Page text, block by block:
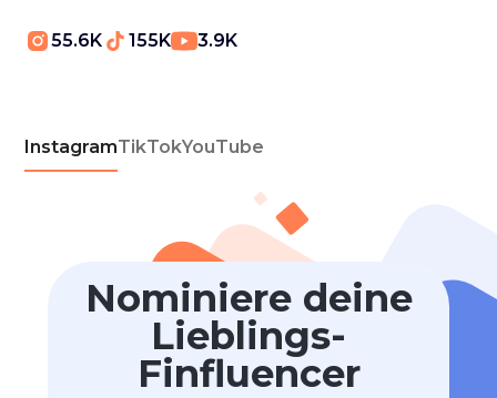
55.6K 155K 3.9K
InstagramTikTokYouTube
Nominiere deine
Lieblings-
Finfluencer